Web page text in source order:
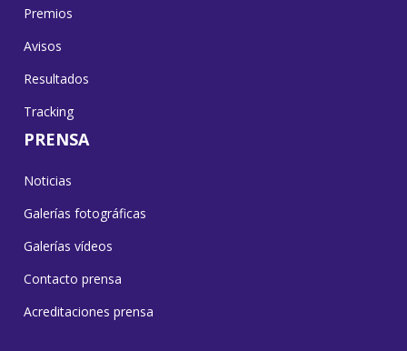
Premios
Avisos
Resultados
Tracking
PRENSA
Noticias
Galerías fotográficas
Galerías vídeos
Contacto prensa
Acreditaciones prensa